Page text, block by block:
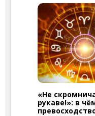
«Не
рукаве!»: в